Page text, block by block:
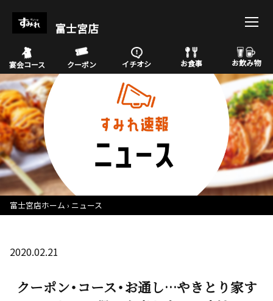
富士宮店
宴会コース クーポン イチオシ お食事 お飲み物
富士宮店ホーム ニュース
2020.02.21
クーポン・コース・お通し…やきとり家す